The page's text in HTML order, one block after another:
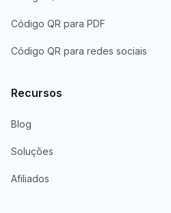
Código QR para PDF
Código QR para redes sociais
Recursos
Blog
Soluções
Afiliados